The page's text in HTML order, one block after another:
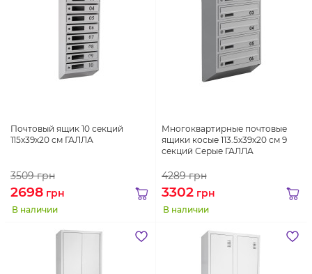
Почтовый ящик 10 секций
115х39х20 см ГАЛЛА
3509грн
2698 грн
В наличии
Многоквартирные почтовые
ящики косые 113.5х39х20 см 9
секций Серые ГАЛЛА
4289грн
3302 грн
В наличии